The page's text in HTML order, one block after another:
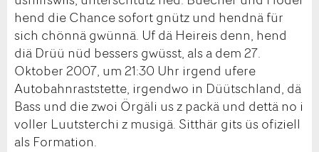
hend die Chance sofort gnütz und hendnä für
sich chönnä gwünnä. Uf dä Heireis denn, hend
diä Drüü nüd bessers gwüsst, als a dem 27.
Oktober 2007, um 21:30 Uhr irgend ufere
Autobahnraststette, irgendwo in Düütschland, dä
Bass und die zwoi Örgäli us z packä und dettä no i
voller Luutsterchi z musigä. Sitthär gits üs ofiziell
als Formation.